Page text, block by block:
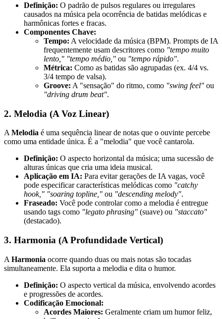
Definição: O padrão de pulsos regulares ou irregulares
causados na música pela ocorrência de batidas melódicas e
harmônicas fortes e fracas.
Componentes Chave:
Tempo: A velocidade da música (BPM). Prompts de IA
frequentemente usam descritores como "tempo muito
lento," "tempo médio," ou "tempo rápido".
Métrica: Como as batidas são agrupadas (ex. 4/4 vs.
3/4 tempo de valsa).
Groove: A "sensação" do ritmo, como "swing feel" ou
"driving drum beat".
2. Melodia (A Voz Linear)
A Melodia é uma sequência linear de notas que o ouvinte percebe
como uma entidade única. É a "melodia" que você cantarola.
Definição: O aspecto horizontal da música; uma sucessão de
alturas únicas que cria uma ideia musical.
Aplicação em IA: Para evitar gerações de IA vagas, você
pode especificar características melódicas como "catchy
hook," "soaring topline," ou "descending melody".
Fraseado: Você pode controlar como a melodia é entregue
usando tags como "legato phrasing" (suave) ou "staccato"
(destacado).
3. Harmonia (A Profundidade Vertical)
A Harmonia ocorre quando duas ou mais notas são tocadas
simultaneamente. Ela suporta a melodia e dita o humor.
Definição: O aspecto vertical da música, envolvendo acordes
e progressões de acordes.
Codificação Emocional:
Acordes Maiores: Geralmente criam um humor feliz,